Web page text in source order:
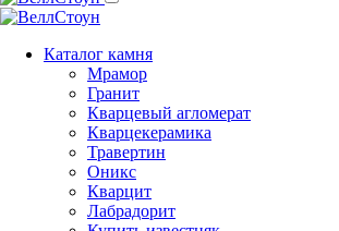
Каталог камня
Мрамор
Гранит
Кварцевый агломерат
Кварцекерамика
Травертин
Оникс
Кварцит
Лабрадорит